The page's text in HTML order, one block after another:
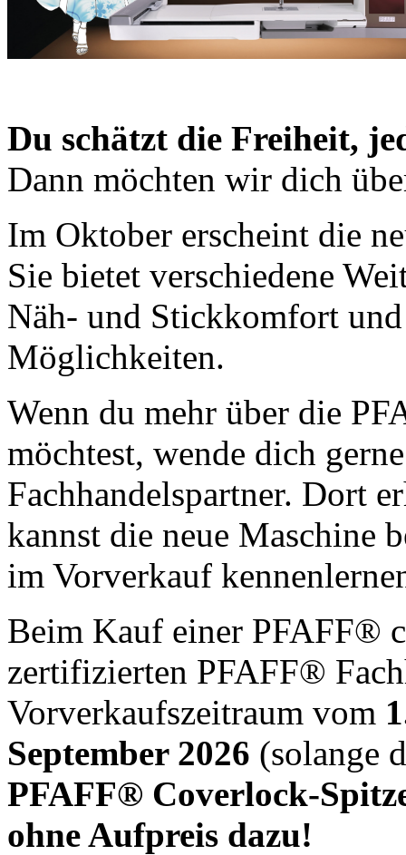
Du schätzt die Freiheit,
Dann möchten wir dich
Im Oktober erscheint die
Sie bietet verschiedene
Näh- und Stickkomfort
Möglichkeiten.
Wenn du mehr über die
möchtest, wende dich
Fachhandelspartner. Dort
kannst die neue Maschine
im Vorverkauf
Beim Kauf einer PFAFF®
zertifizierten PFAFF®
Vorverkaufszeitraum vom
September 2026 (solange
PFAFF® Coverlock-
ohne Aufpreis dazu!